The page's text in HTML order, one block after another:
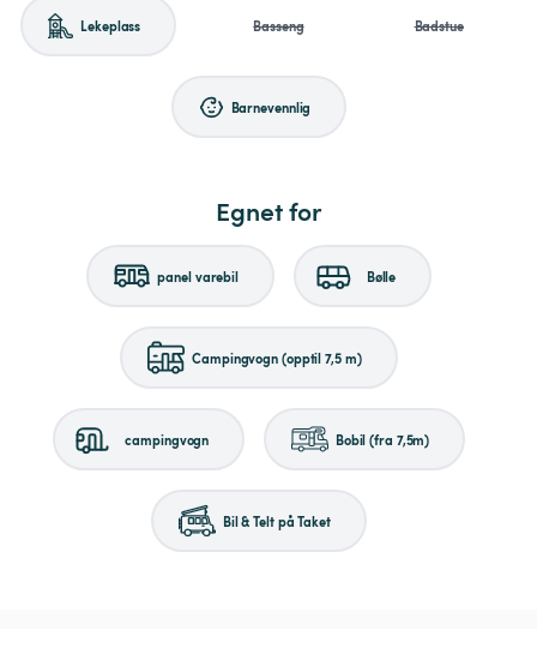
Lekeplass Basseng Badstue
Barnevennlig
Egnet for
panel varebil Bølle
Campingvogn (opptil 7,5 m)
campingvogn Bobil (fra 7,5m)
Bil & Telt på Taket